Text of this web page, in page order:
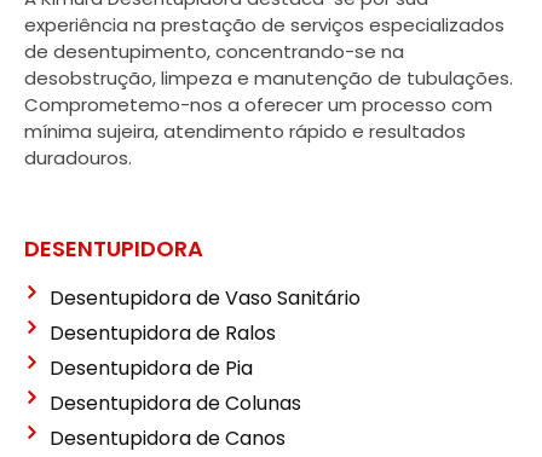
experiência na prestação de serviços especializados
de desentupimento, concentrando-se na
desobstrução, limpeza e manutenção de tubulações.
Comprometemo-nos a oferecer um processo com
mínima sujeira, atendimento rápido e resultados
duradouros.
DESENTUPIDORA
Desentupidora de Vaso Sanitário
Desentupidora de Ralos
Desentupidora de Pia
Desentupidora de Colunas
Desentupidora de Canos